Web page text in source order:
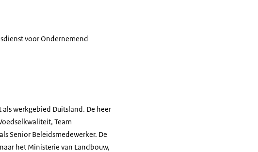
voor Ondernemend
werkgebied Duitsland. De heer
Team
Senior Beleidsmedewerker. De
het Ministerie van Landbouw,